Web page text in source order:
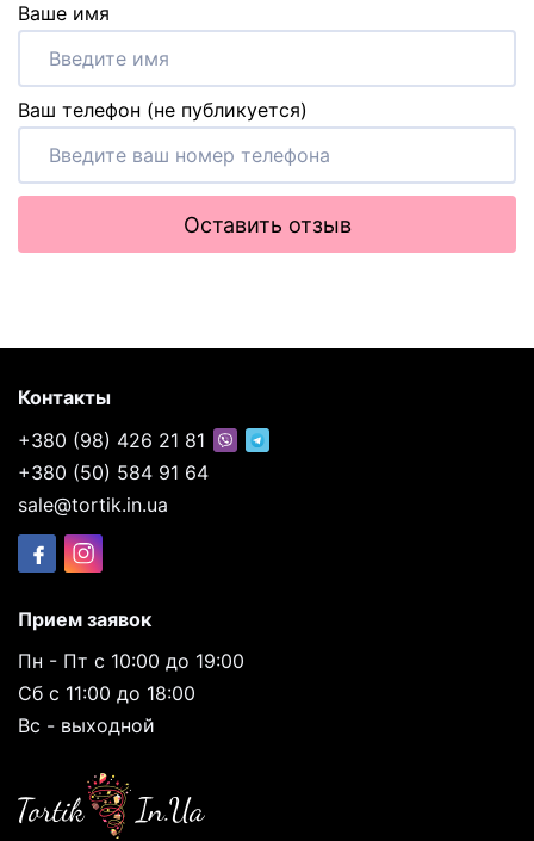
Ваше имя
Ваш телефон (не публикуется)
Оставить отзыв
Контакты
+380 (98) 426 21 81
+380 (50) 584 91 64
sale@tortik.in.ua
Прием заявок
Пн - Пт с 10:00 до 19:00
Сб с 11:00 до 18:00
Вс - выходной